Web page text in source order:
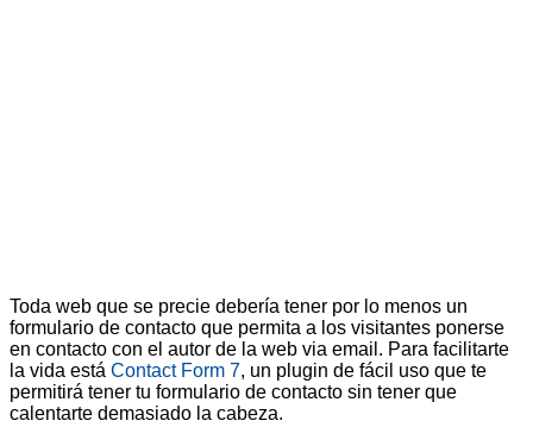
Toda web que se precie debería tener por lo menos un
formulario de contacto que permita a los visitantes ponerse
en contacto con el autor de la web via email. Para facilitarte
la vida está Contact Form 7, un plugin de fácil uso que te
permitirá tener tu formulario de contacto sin tener que
calentarte demasiado la cabeza.